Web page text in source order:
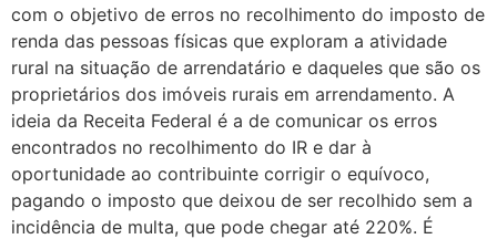
com o objetivo de erros no recolhimento do imposto de
renda das pessoas físicas que exploram a atividade
rural na situação de arrendatário e daqueles que são os
proprietários dos imóveis rurais em arrendamento. A
ideia da Receita Federal é a de comunicar os erros
encontrados no recolhimento do IR e dar à
oportunidade ao contribuinte corrigir o equívoco,
pagando o imposto que deixou de ser recolhido sem a
incidência de multa, que pode chegar até 220%. É